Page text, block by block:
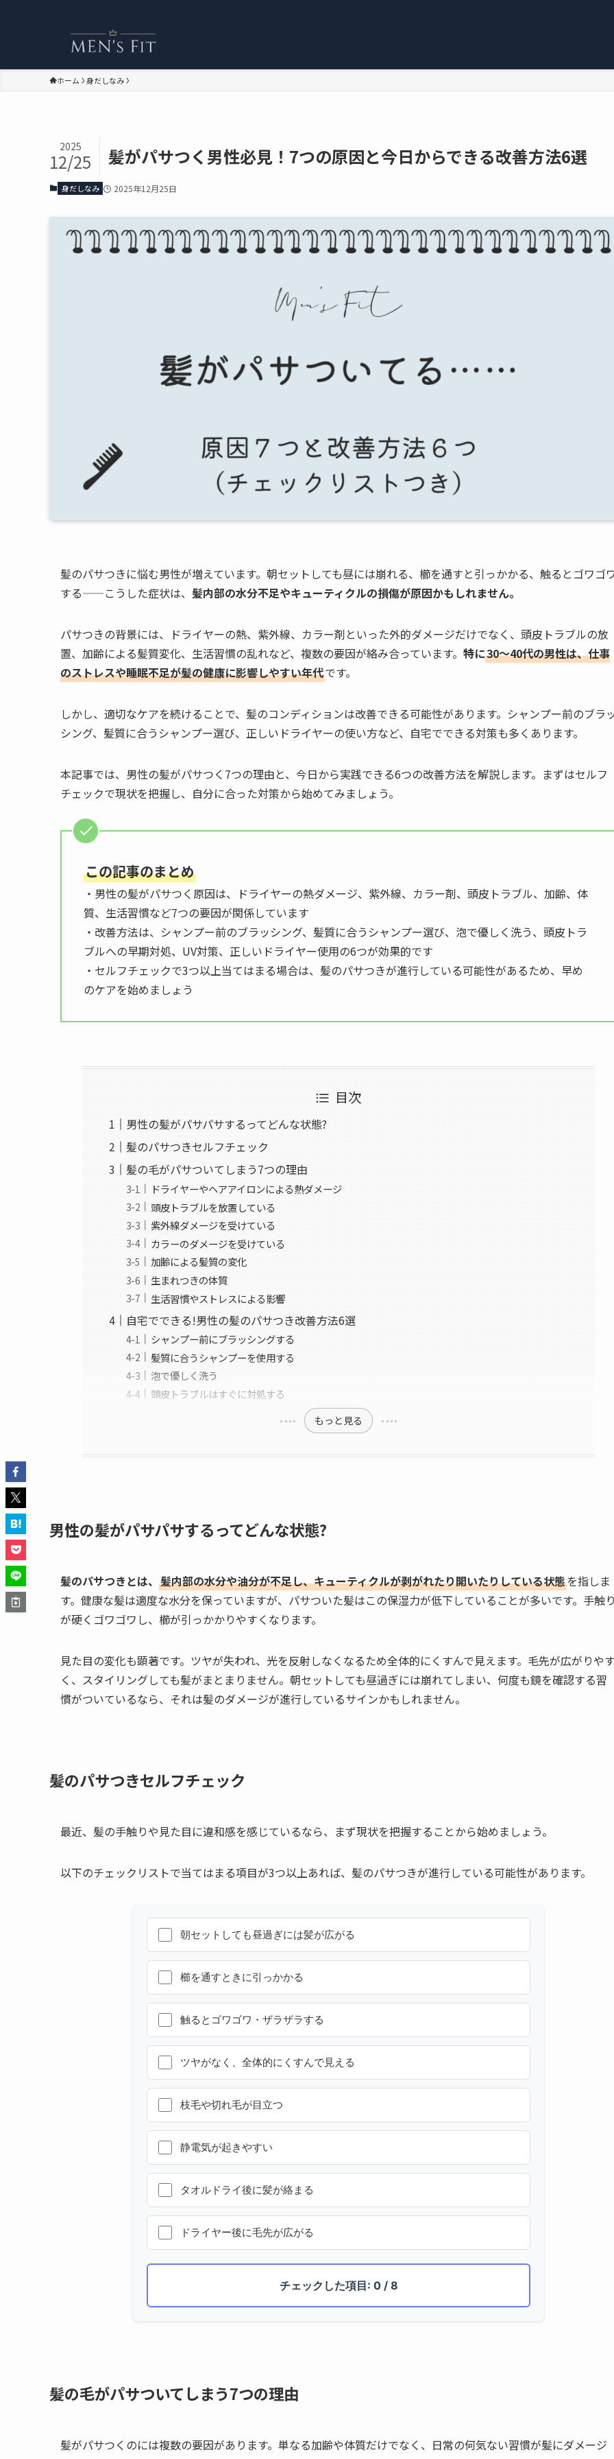
ホーム 身だしなみ
髪がパサつく男性必見！7つの原因と今日からできる改善方法6選
2025
12/25
身だしなみ 2025年12月25日
髪のパサつきに悩む男性が増えています。朝セットしても昼には崩れる、櫛を通すと引っかかる、触るとゴワゴ
する——こうした症状は、 髪内部の水分不足やキューティクルの損傷が原因かもしれません。
パサつきの背景には、ドライヤーの熱、紫外線、カラー剤といった外的ダメージだけでなく、頭皮トラブルの放
置、加齢による髪質変化、生活習慣の乱れなど、複数の要因が絡み合っています。 特に30〜40代の男性は、仕事
のストレスや睡眠不足が髪の健康に影響しやすい年代です。
しかし、適切なケアを続けることで、髪のコンディションは改善できる可能性があります。シャンプー前のブラ
シング、髪質に合うシャンプー選び、正しいドライヤーの使い方など、自宅でできる対策も多くあります。
本記事では、男性の髪がパサつく7つの理由と、今日から実践できる6つの改善方法を解説します。まずはセルフ
チェックで現状を把握し、自分に合った対策から始めてみましょう。
この記事のまとめ
・男性の髪がパサつく原因は、ドライヤーの熱ダメージ、紫外線、カラー剤、頭皮トラブル、加齢、体
質、生活習慣など7つの要因が関係しています
・改善方法は、シャンプー前のブラッシング、髪質に合うシャンプー選び、泡で優しく洗う、頭皮トラ
ブルへの早期対処、UV対策、正しいドライヤー使用の6つが効果的です
・セルフチェックで3つ以上当てはまる場合は、髪のパサつきが進行している可能性があるため、早め
のケアを始めましょう
目次
男性の髪がパサパサするってどんな状態?
髪のパサつきセルフチェック
髪の毛がパサついてしまう7つの理由
ドライヤーやヘアアイロンによる熱ダメージ
頭皮トラブルを放置している
紫外線ダメージを受けている
カラーのダメージを受けている
加齢による髪質の変化
生まれつきの体質
生活習慣やストレスによる影響
自宅でできる!男性の髪のパサつき改善方法6選
シャンプー前にブラッシングする
髪質に合うシャンプーを使用する
泡で優しく洗う
頭皮トラブルはすぐに対処する
もっと見る
男性の髪がパサパサするってどんな状態?
髪のパサつきとは、 髪内部の水分や油分が不足し、キューティクルが剥がれたり開いたりしている状態を指しま
す。健康な髪は適度な水分を保っていますが、パサついた髪はこの保湿力が低下していることが多いです。手触
が硬くゴワゴワし、櫛が引っかかりやすくなります。
見た目の変化も顕著です。ツヤが失われ、光を反射しなくなるため全体的にくすんで見えます。毛先が広がりや
く、スタイリングしても髪がまとまりません。朝セットしても昼過ぎには崩れてしまい、何度も鏡を確認する習
慣がついているなら、それは髪のダメージが進行しているサインかもしれません。
髪のパサつきセルフチェック
最近、髪の手触りや見た目に違和感を感じているなら、まず現状を把握することから始めましょう。
以下のチェックリストで当てはまる項目が3つ以上あれば、髪のパサつきが進行している可能性があります。
朝セットしても昼過ぎには髪が広がる
櫛を通すときに引っかかる
触るとゴワゴワ・ザラザラする
ツヤがなく、全体的にくすんで見える
枝毛や切れ毛が目立つ
静電気が起きやすい
タオルドライ後に髪が絡まる
ドライヤー後に毛先が広がる
チェックした項目: 0/ 8
髪の毛がパサついてしまう7つの理由
髪がパサつくのには複数の要因があります。単なる加齢や体質だけでなく、日常の何気ない習慣が髪にダメージ